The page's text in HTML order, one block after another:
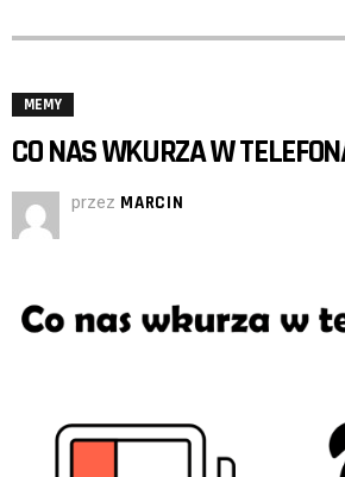
MEMY
CO NAS WKURZA W
przez MARCIN